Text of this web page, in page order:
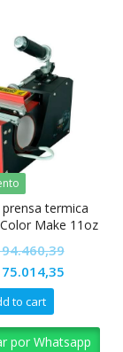
termica
Make 11oz
Current
Bs.
to cart
por Whatsapp